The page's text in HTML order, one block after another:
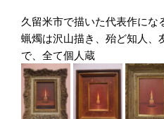
久留米市で描いた代表作にな
蝋燭は沢山描き、殆ど知人、
で、全て個人蔵